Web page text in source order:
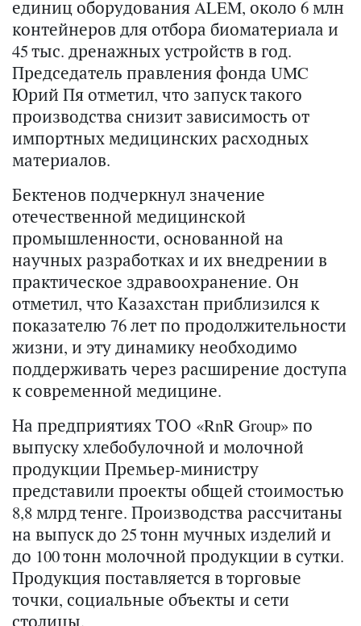
единиц оборудования ALEM, около 6 млн
контейнеров для отбора биоматериала и
45 тыс. дренажных устройств в год.
Председатель правления фонда UMC
Юрий Пя отметил, что запуск такого
производства снизит зависимость от
импортных медицинских расходных
материалов.
Бектенов подчеркнул значение
отечественной медицинской
промышленности, основанной на
научных разработках и их внедрении в
практическое здравоохранение. Он
отметил, что Казахстан приблизился к
показателю 76 лет по продолжительности
жизни, и эту динамику необходимо
поддерживать через расширение доступа
к современной медицине.
На предприятиях ТОО «RnR Group» по
выпуску хлебобулочной и молочной
продукции Премьер-министру
представили проекты общей стоимостью
8,8 млрд тенге. Производства рассчитаны
на выпуск до 25 тонн мучных изделий и
до 100 тонн молочной продукции в сутки.
Продукция поставляется в торговые
точки, социальные объекты и сети
столицы.